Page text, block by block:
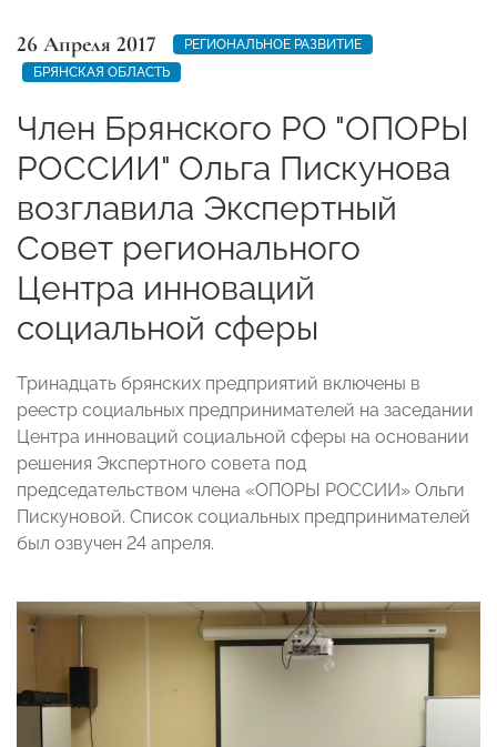
26 Апреля 2017
РЕГИОНАЛЬНОЕ РАЗВИТИЕ
БРЯНСКАЯ ОБЛАСТЬ
Член Брянского РО "ОПОРЫ
РОССИИ" Ольга Пискунова
возглавила Экспертный
Совет регионального
Центра инноваций
социальной сферы
Тринадцать брянских предприятий включены в
реестр социальных предпринимателей на заседании
Центра инноваций социальной сферы на основании
решения Экспертного совета под
председательством члена «ОПОРЫ РОССИИ» Ольги
Пискуновой. Список социальных предпринимателей
был озвучен 24 апреля.